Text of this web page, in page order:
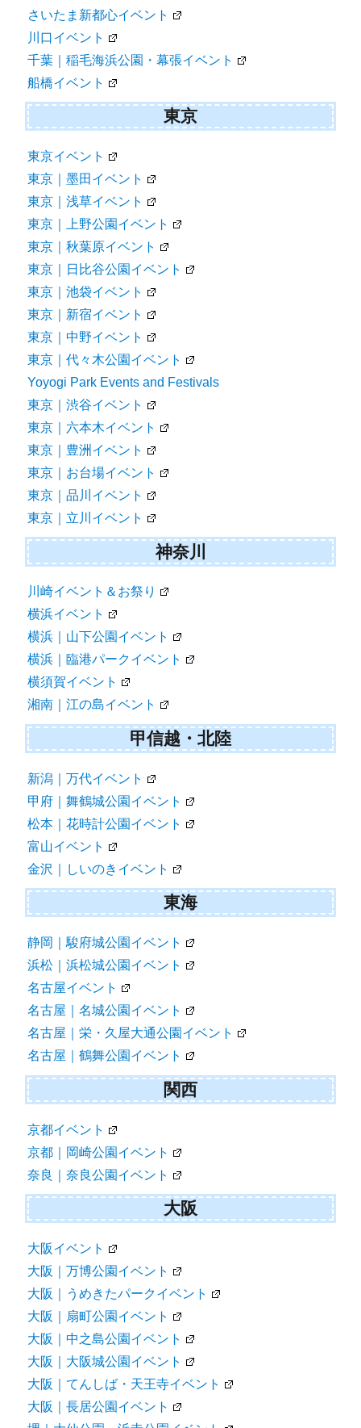
さいたま新都心イベント
川口イベント
千葉｜稲毛海浜公園・幕張イベント
船橋イベント
東京
東京イベント
東京｜墨田イベント
東京｜浅草イベント
東京｜上野公園イベント
東京｜秋葉原イベント
東京｜日比谷公園イベント
東京｜池袋イベント
東京｜新宿イベント
東京｜中野イベント
東京｜代々木公園イベント
Yoyogi Park Events and Festivals
東京｜渋谷イベント
東京｜六本木イベント
東京｜豊洲イベント
東京｜お台場イベント
東京｜品川イベント
東京｜立川イベント
神奈川
川崎イベント＆お祭り
横浜イベント
横浜｜山下公園イベント
横浜｜臨港パークイベント
横須賀イベント
湘南｜江の島イベント
甲信越・北陸
新潟｜万代イベント
甲府｜舞鶴城公園イベント
松本｜花時計公園イベント
富山イベント
金沢｜しいのきイベント
東海
静岡｜駿府城公園イベント
浜松｜浜松城公園イベント
名古屋イベント
名古屋｜名城公園イベント
名古屋｜栄・久屋大通公園イベント
名古屋｜鶴舞公園イベント
関西
京都イベント
京都｜岡崎公園イベント
奈良｜奈良公園イベント
大阪
大阪イベント
大阪｜万博公園イベント
大阪｜うめきたパークイベント
大阪｜扇町公園イベント
大阪｜中之島公園イベント
大阪｜大阪城公園イベント
大阪｜てんしば・天王寺イベント
大阪｜長居公園イベント